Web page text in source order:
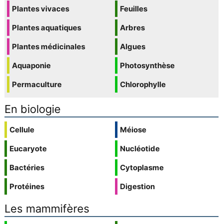
Plantes vivaces
Plantes aquatiques
Plantes médicinales
Aquaponie
Permaculture
Feuilles
Arbres
Algues
Photosynthèse
Chlorophylle
En biologie
Cellule
Eucaryote
Bactéries
Protéines
Méiose
Nucléotide
Cytoplasme
Digestion
Les mammifères